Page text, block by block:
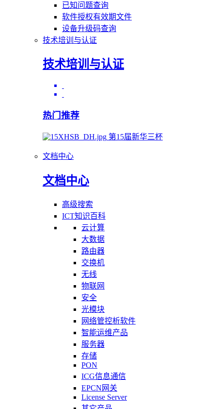
已知问题查询
软件授权有效期文件
设备升级码查询
技术培训与认证
技术培训与认证
热门推荐
第15届新华三杯
文档中心
文档中心
高级搜索
ICT知识百科
云计算
大数据
路由器
交换机
无线
物联网
安全
光模块
网络管控析软件
智能运维产品
服务器
存储
PON
ICG信息通信
EPCN网关
License Server